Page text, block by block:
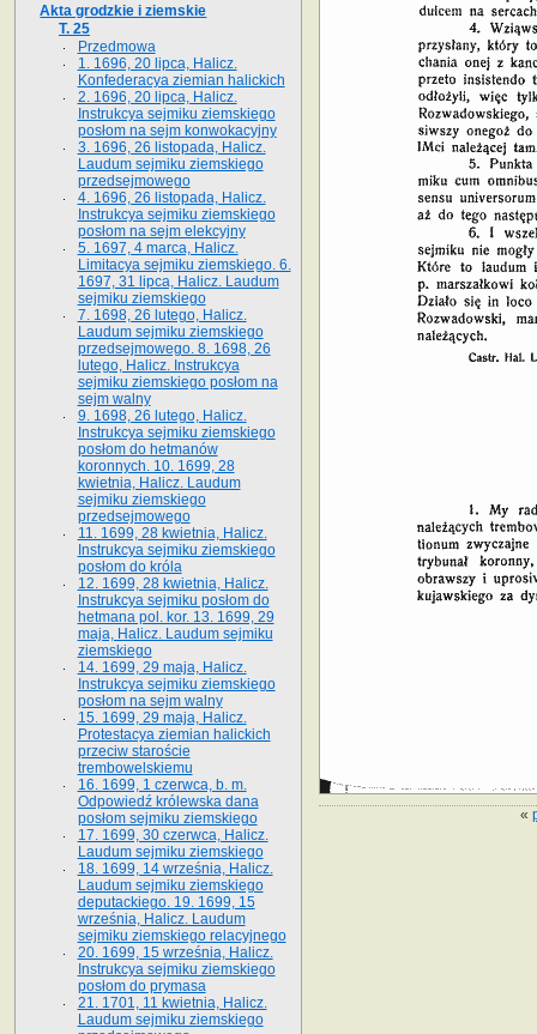
«
Akta grodzkie i ziemskie
T. 25
Przedmowa
1. 1696, 20 lipca, Halicz.
Konfederacya ziemian halickich
2. 1696, 20 lipca, Halicz.
Instrukcya sejmiku ziemskiego
posłom na sejm konwokacyjny
3. 1696, 26 listopada, Halicz.
Laudum sejmiku ziemskiego
przedsejmowego
4. 1696, 26 listopada, Halicz.
Instrukcya sejmiku ziemskiego
posłom na sejm elekcyjny
5. 1697, 4 marca, Halicz.
Limitacya sejmiku ziemskiego. 6.
1697, 31 lipca, Halicz. Laudum
sejmiku ziemskiego
7. 1698, 26 lutego, Halicz.
Laudum sejmiku ziemskiego
przedsejmowego. 8. 1698, 26
lutego, Halicz. Instrukcya
sejmiku ziemskiego posłom na
sejm walny
9. 1698, 26 lutego, Halicz.
Instrukcya sejmiku ziemskiego
posłom do hetmanów
koronnych. 10. 1699, 28
kwietnia, Halicz. Laudum
sejmiku ziemskiego
przedsejmowego
11. 1699, 28 kwietnia, Halicz.
Instrukcya sejmiku ziemskiego
posłom do króla
12. 1699, 28 kwietnia, Halicz.
Instrukcya sejmiku posłom do
hetmana pol. kor. 13. 1699, 29
maja, Halicz. Laudum sejmiku
ziemskiego
14. 1699, 29 maja, Halicz.
Instrukcya sejmiku ziemskiego
posłom na sejm walny
15. 1699, 29 maja, Halicz.
Protestacya ziemian halickich
przeciw staroście
trembowelskiemu
16. 1699, 1 czerwca, b. m.
Odpowiedź królewska dana
posłom sejmiku ziemskiego
17. 1699, 30 czerwca, Halicz.
Laudum sejmiku ziemskiego
18. 1699, 14 września, Halicz.
Laudum sejmiku ziemskiego
deputackiego. 19. 1699, 15
września, Halicz. Laudum
sejmiku ziemskiego relacyjnego
20. 1699, 15 września, Halicz.
Instrukcya sejmiku ziemskiego
posłom do prymasa
21. 1701, 11 kwietnia, Halicz.
Laudum sejmiku ziemskiego